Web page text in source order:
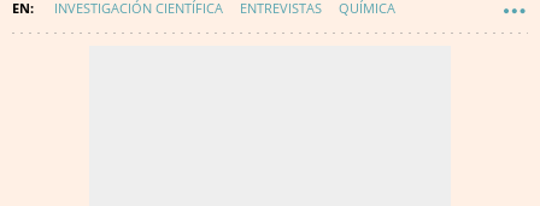
INVESTIGACIÓN CIENTÍFICA ENTREVISTAS QUÍMICA